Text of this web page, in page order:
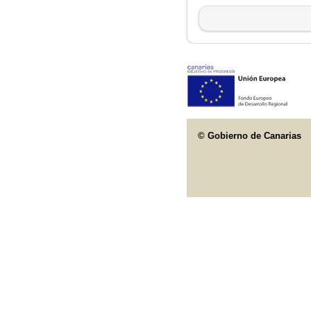
© Gobierno de Canarias